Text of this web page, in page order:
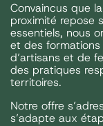
Convaincus que
proximité repose
essentiels, nous
et des formations
d’artisans et de
des pratiques
territoires.
Notre offre
s’adapte aux